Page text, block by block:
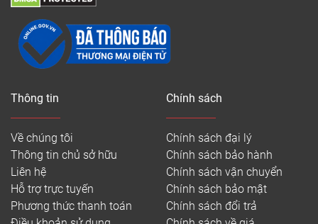
Thông tin
Về chúng tôi
Thông tin chủ sở hữu
Liên hệ
Hỗ trợ trực tuyến
Phương thức thanh toán
Chính sách
Chính sách đại lý
Chính sách bảo hành
Chính sách vận chuyển
Chính sách bảo mật
Chính sách đổi trả